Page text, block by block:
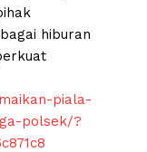
hiburan
piala-
polsek/?